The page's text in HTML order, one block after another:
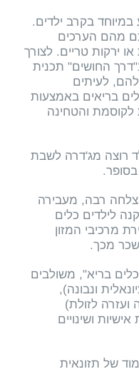
במיוחד בקרב ילדים.
מהם הערכים
ירקות טריים. לצורך
החושים" תכנית
לעיתים
בריאים באמצעות
והטחינה
רוצה מג'דרה לשבת
רבה, מעבירה
לילדים כלים
מרכיבי המזון
מכך.
בריא", משולבים
ונבונה),
ועזרה לזולת)
ושינויים
של תזונאית